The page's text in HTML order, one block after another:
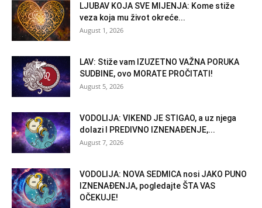
LJUBAV KOJA SVE MIJENJA: Kome stiže
veza koja mu život okreće...
August 1, 2026
LAV: Stiže vam IZUZETNO VAŽNA PORUKA
SUDBINE, ovo MORATE PROČITATI!
August 5, 2026
VODOLIJA: VIKEND JE STIGAO, a uz njega
dolazi I PREDIVNO IZNENAĐENJE,...
August 7, 2026
VODOLIJA: NOVA SEDMICA nosi JAKO PUNO
IZNENAĐENJA, pogledajte ŠTA VAS
OČEKUJE!